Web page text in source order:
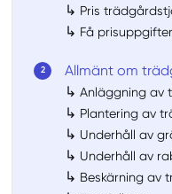
↳ Pris
↳ Få
Allmänt om
↳ Anläggning av
↳ Plantering av
↳ Underhåll av
↳ Underhåll av
↳ Beskärning av